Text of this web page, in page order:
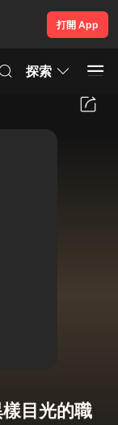
打開 App
探索
目光的職